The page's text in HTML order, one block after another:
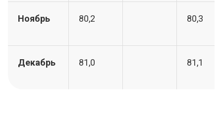
Ноябрь 80,2 80,3
Декабрь 81,0 81,1